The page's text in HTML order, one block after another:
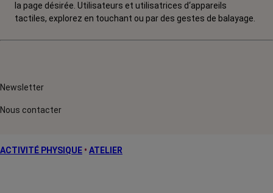
la page désirée. Utilisateurs et utilisatrices d‘appareils
tactiles, explorez en touchant ou par des gestes de balayage.
Newsletter
Nous contacter
ACTIVITÉ PHYSIQUE • ATELIER